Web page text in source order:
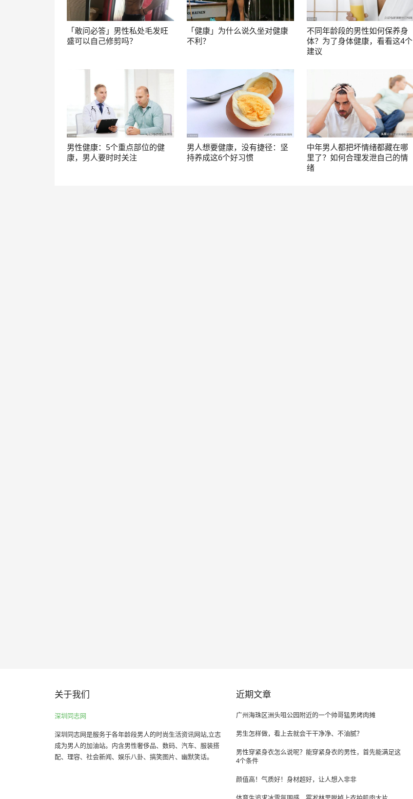
「敢问必答」男性私处毛发旺
盛可以自己修剪吗？
「健康」为什么说久坐对健康
不利？
不同年龄段的男性如何保养身
体？为了身体健康，看看这4个
建议
男性健康：5个重点部位的健
康，男人要时时关注
男人想要健康，没有捷径：坚
持养成这6个好习惯
中年男人都把坏情绪都藏在哪
里了？如何合理发泄自己的情
绪
关于我们
深圳同志网
深圳同志网是服务于各年龄段男人的时尚生活资讯网站,立志
成为男人的加油站。内含男性奢侈品、数码、汽车、服装搭
配、理容、社会新闻、娱乐八卦、搞笑图片、幽默笑话。
近期文章
广州海珠区洲头咀公园附近的一个帅哥猛男烤肉摊
男生怎样做，看上去就会干干净净、不油腻？
男性穿紧身衣怎么说呢？能穿紧身衣的男性，首先能满足这
4个条件
颜值高！气质好！身材超好，让人想入非非